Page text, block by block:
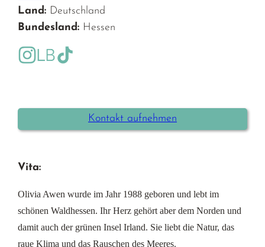
Land: Deutschland
Bundesland: Hessen
https://www.instagram.com/olivia.awen_autorin/
https://www.lovelybooks.de/autor/Olivia-
Kontakt aufnehmen
Vita:
Olivia Awen wurde im Jahr 1988 geboren und lebt im
schönen Waldhessen. Ihr Herz gehört aber dem Norden und
damit auch der grünen Insel Irland. Sie liebt die Natur, das
raue Klima und das Rauschen des Meeres.